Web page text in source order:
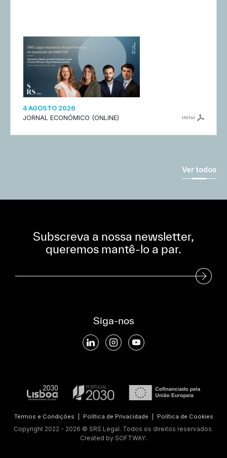
4 AGOSTO 2026
JORNAL ECONÓMICO (ONLINE)
inclui
Ver todos
Subscreva a nossa newsletter,
queremos mantê-lo a par.
Subscreva a nossa Newsletter
Siga-nos
Termos e Condições Política de Privacidade Política de Cookies
Copyright 2022 - 2026 © SRS Legal. Todos os direitos reservados.
Created by SOFTWAY.